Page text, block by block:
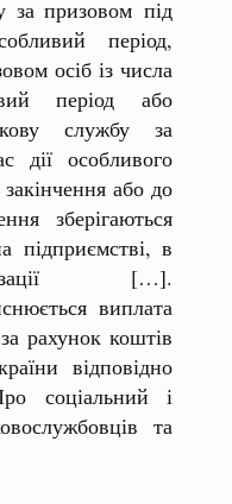
за призовом під
період,
осіб із числа
період або
службу за
особливого
або до
зберігаються
підприємстві, в
[…].
виплата
рахунок коштів
відповідно
соціальний і
та